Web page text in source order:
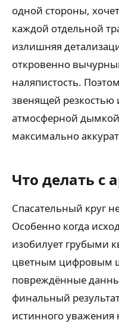
одной стороны,
каждой отдельной
излишняя
откровенно
наляпистость.
звенящей резкостью
атмосферной дымкой
максимально
Что делать с
Спасательный круг
Особенно когда
изобилует грубыми
цветным цифровым
повреждённые
финальный
истинного уважения